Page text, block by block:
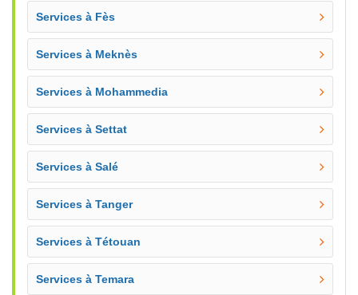
Services à Fès
Services à Meknès
Services à Mohammedia
Services à Settat
Services à Salé
Services à Tanger
Services à Tétouan
Services à Temara